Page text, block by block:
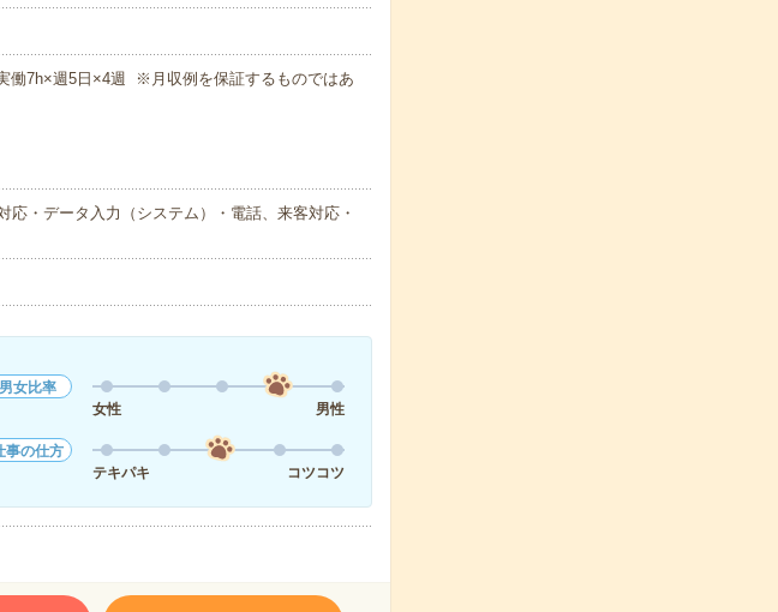
7h×週5日×4週 ※月収例を保証するものではあ
・データ入力（システム）・電話、来客対応・
男女比率
女性
男性
事の仕方
テキパキ
コツコツ